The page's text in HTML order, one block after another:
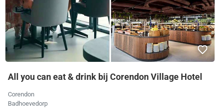
All you can eat & drink bij Corendon Village Hotel
Corendon
Badhoevedorp